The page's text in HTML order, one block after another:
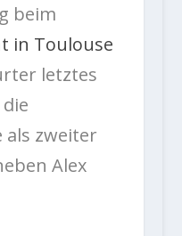
beim
in Toulouse
letztes
als zweiter
Alex